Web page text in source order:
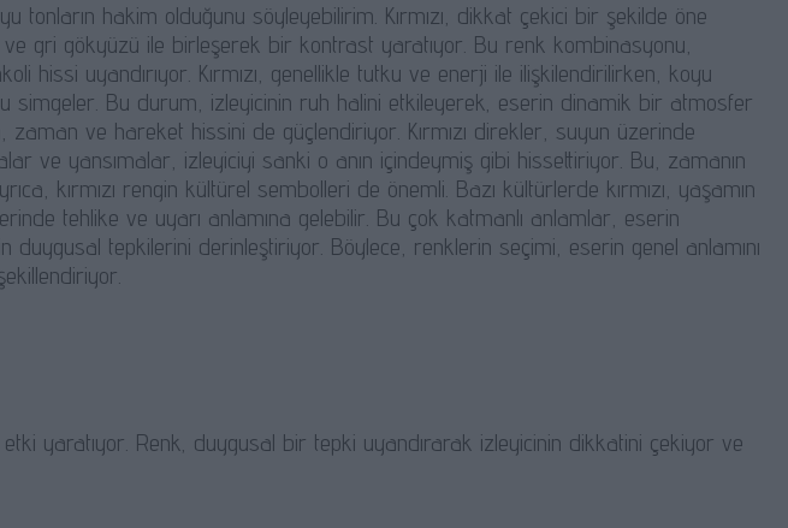
tonların hakim olduğunu söyleyebilirim. Kırmızı, dikkat çekici bir şekilde öne
gri gökyüzü ile birleşerek bir kontrast yaratıyor. Bu renk kombinasyonu,
hissi uyandırıyor. Kırmızı, genellikle tutku ve enerji ile ilişkilendirilirken, koyu
simgeler. Bu durum, izleyicinin ruh halini etkileyerek, eserin dinamik bir atmosfer
zaman ve hareket hissini de güçlendiriyor. Kırmızı direkler, suyun üzerinde
ve yansımalar, izleyiciyi sanki o anın içindeymiş gibi hissettiriyor. Bu, zamanın
kırmızı rengin kültürel sembolleri de önemli. Bazı kültürlerde kırmızı, yaşamın
tehlike ve uyarı anlamına gelebilir. Bu çok katmanlı anlamlar, eserin
duygusal tepkilerini derinleştiriyor. Böylece, renklerin seçimi, eserin genel anlamını
yaratıyor. Renk, duygusal bir tepki uyandırarak izleyicinin dikkatini çekiyor ve